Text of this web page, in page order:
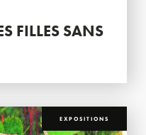
FILLES SANS
EXPOSITIONS